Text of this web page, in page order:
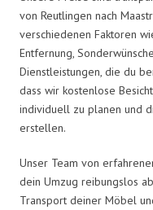
von Reutlingen nach
verschiedenen Faktoren
Entfernung,
Dienstleistungen, die du
dass wir kostenlose
individuell zu planen und
erstellen.
Unser Team von
dein Umzug reibungslos
Transport deiner Möbel